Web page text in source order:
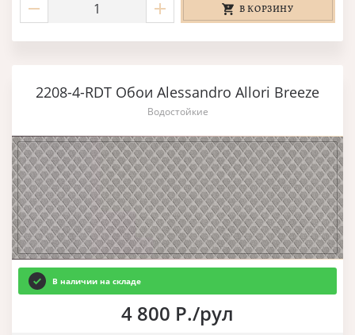
В КОРЗИНУ
2208-4-RDT Обои Alessandro Allori Breeze
Водостойкие
В наличии на складе
4 800 Р./рул